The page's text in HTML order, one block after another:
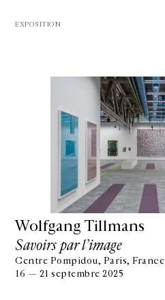
EXPOSITION
Wolfgang Tillmans
Savoirs par l’image
Centre Pompidou, Paris, France
16 — 21 septembre 2025